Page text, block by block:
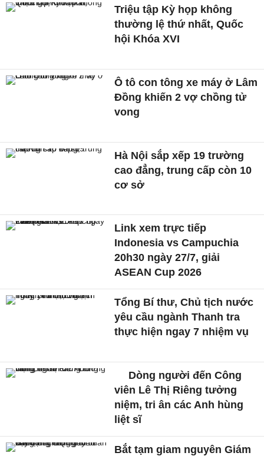
Triệu tập Kỳ họp không
thường lệ thứ nhất, Quốc
hội Khóa XVI
Ô tô con tông xe máy ở Lâm
Đồng khiến 2 vợ chồng tử
vong
Hà Nội sắp xếp 19 trường
cao đẳng, trung cấp còn 10
cơ sở
Link xem trực tiếp
Indonesia vs Campuchia
20h30 ngày 27/7, giải
ASEAN Cup 2026
Tổng Bí thư, Chủ tịch nước
yêu cầu ngành Thanh tra
thực hiện ngay 7 nhiệm vụ
Dòng người đến Công
viên Lê Thị Riêng tưởng
niệm, tri ân các Anh hùng
liệt sĩ
Bắt tạm giam nguyên Giám